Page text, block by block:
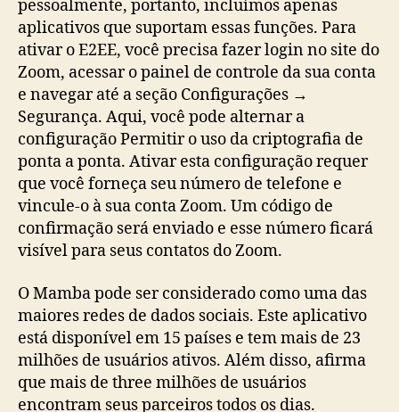
pessoalmente, portanto, incluímos apenas
aplicativos que suportam essas funções. Para
ativar o E2EE, você precisa fazer login no site do
Zoom, acessar o painel de controle da sua conta
e navegar até a seção Configurações →
Segurança. Aqui, você pode alternar a
configuração Permitir o uso da criptografia de
ponta a ponta. Ativar esta configuração requer
que você forneça seu número de telefone e
vincule-o à sua conta Zoom. Um código de
confirmação será enviado e esse número ficará
visível para seus contatos do Zoom.
O Mamba pode ser considerado como uma das
maiores redes de dados sociais. Este aplicativo
está disponível em 15 países e tem mais de 23
milhões de usuários ativos. Além disso, afirma
que mais de three milhões de usuários
encontram seus parceiros todos os dias.